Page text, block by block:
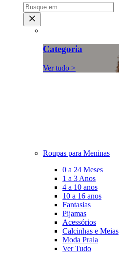
Categoria
Ver tudo >
Roupas para Meninas
0 a 24 Meses
1 a 3 Anos
4 a 10 anos
10 a 16 anos
Fantasias
Pijamas
Acessórios
Calcinhas e Meias
Moda Praia
Ver Tudo